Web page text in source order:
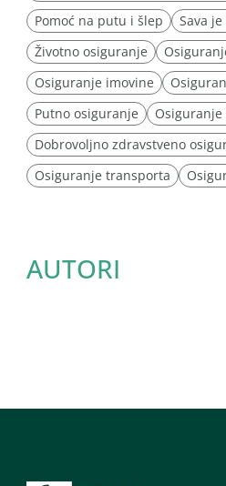
Pomoć na putu i šlep
Sava
Životno osiguranje
Osiguranje imovine
Putno osiguranje
Osiguranje
Dobrovoljno zdravstveno
Osiguranje transporta
AUTORI